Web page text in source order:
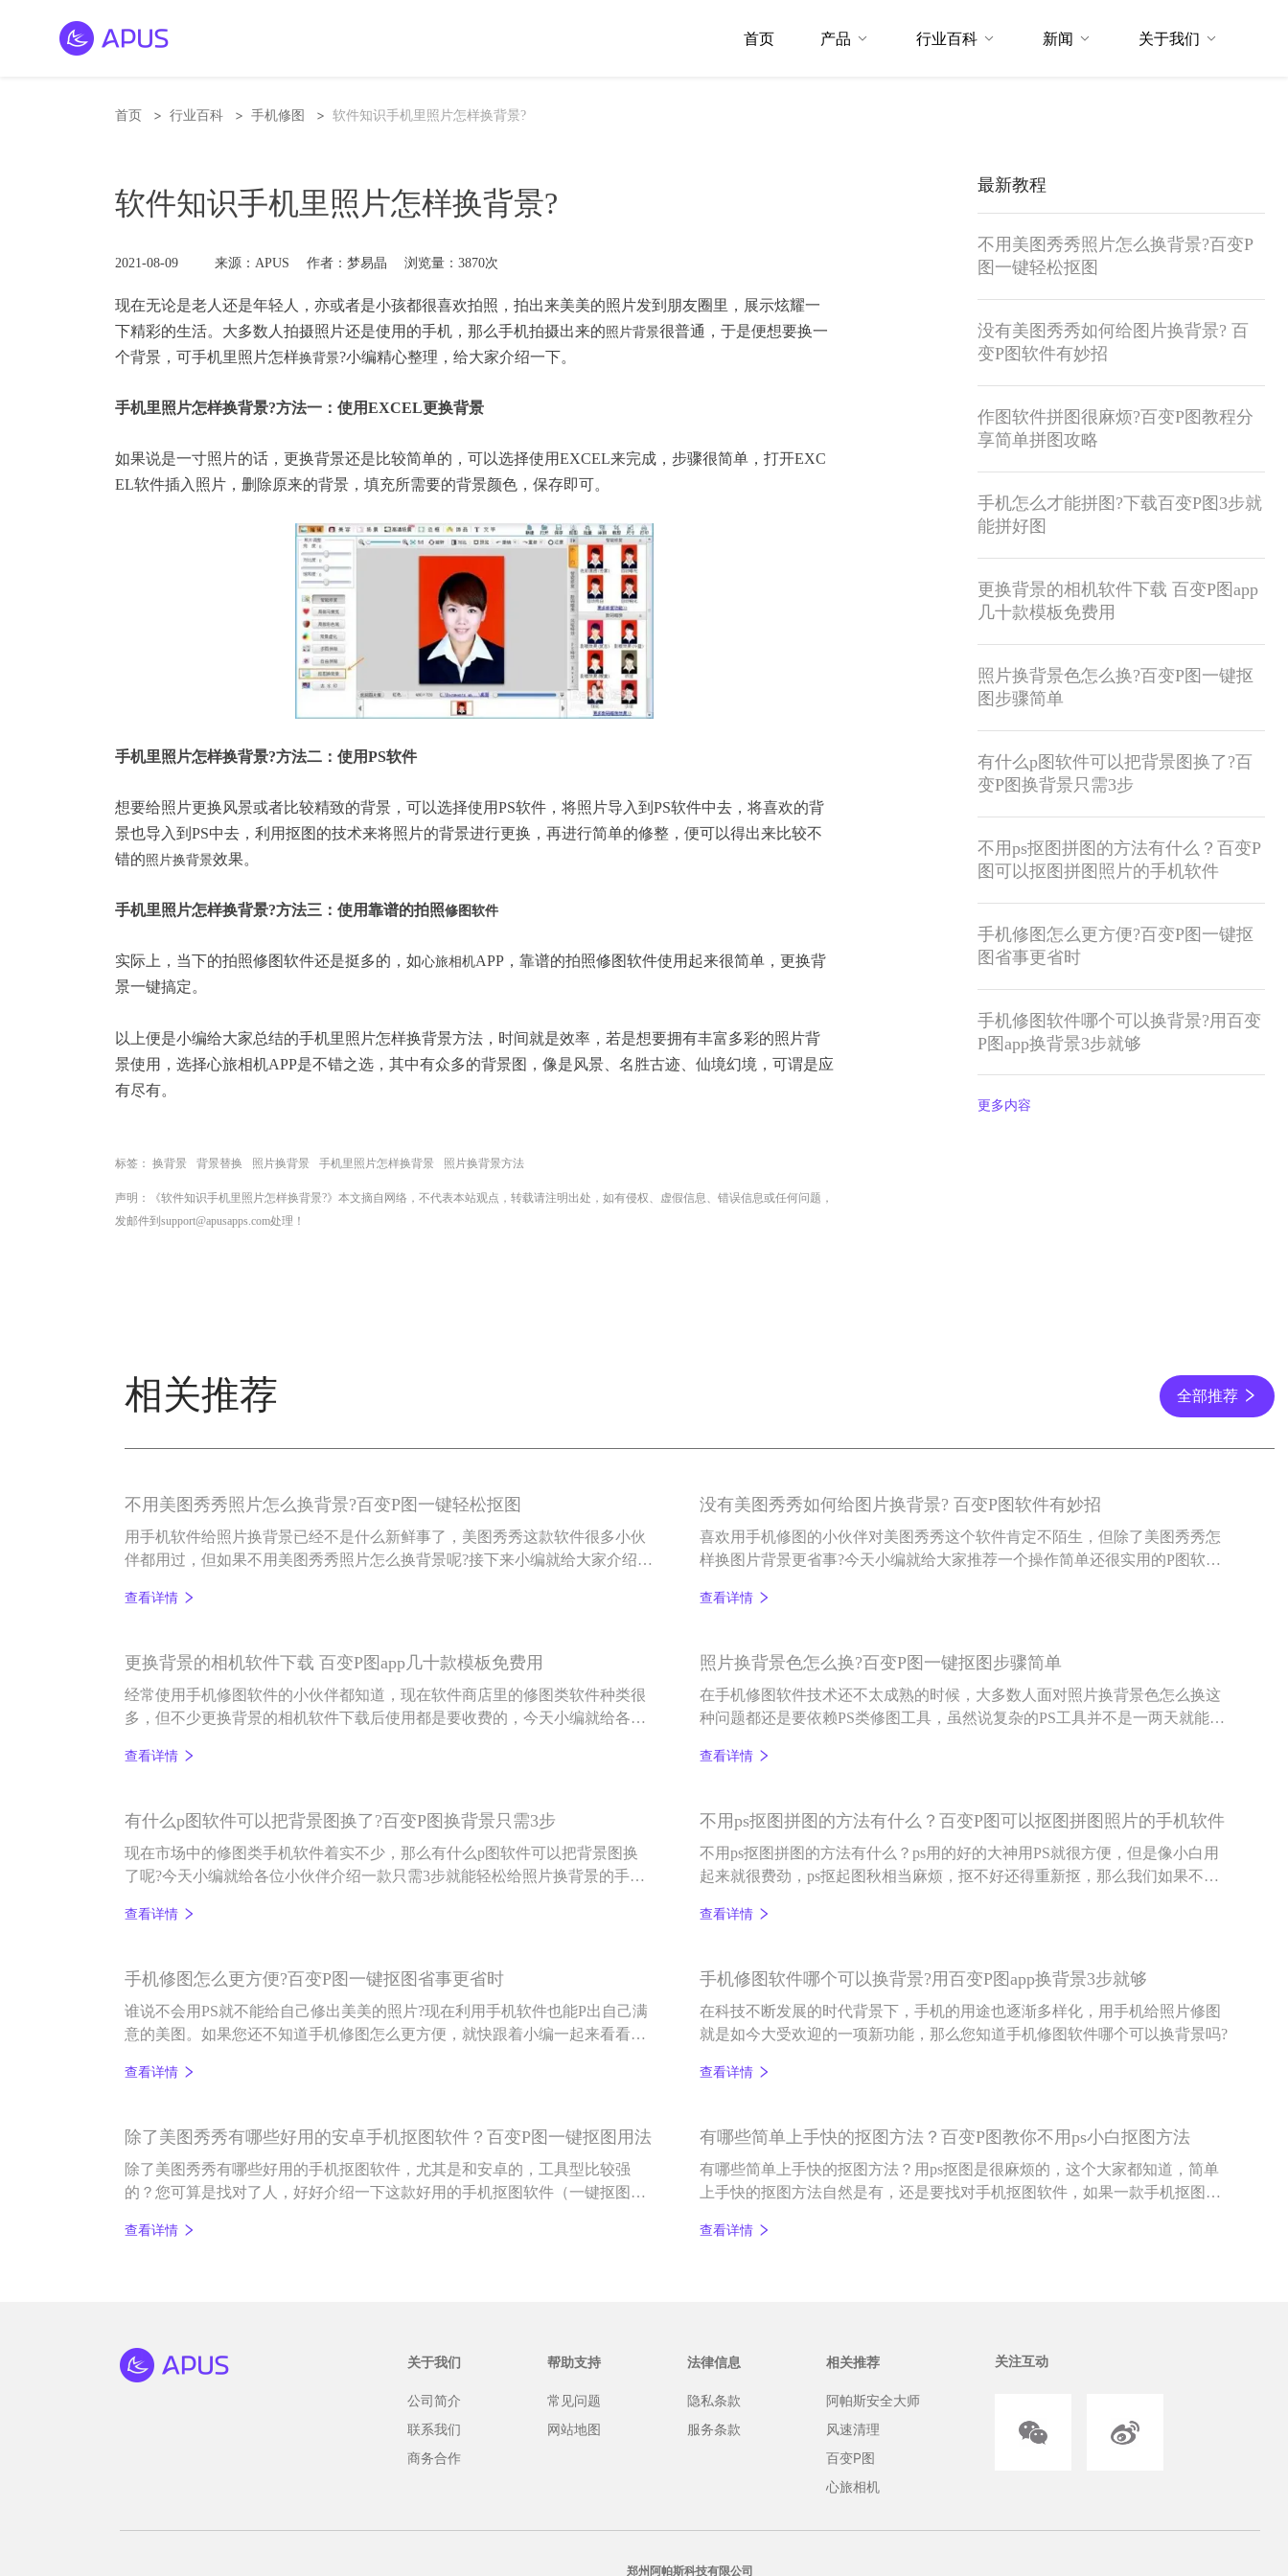
首页 产品 行业百科 新闻 关于我们
首页 > 行业百科 > 手机修图 > 软件知识手机里照片怎样换背景?
软件知识手机里照片怎样换背景?
2021-08-09 来源：APUS 作者：梦易晶 浏览量：3870次
现在无论是老人还是年轻人，亦或者是小孩都很喜欢拍照，拍出来美美的照片发到朋友圈里，展示炫耀一
下精彩的生活。大多数人拍摄照片还是使用的手机，那么手机拍摄出来的照片背景很普通，于是便想要换一
个背景，可手机里照片怎样换背景?小编精心整理，给大家介绍一下。
手机里照片怎样换背景?方法一：使用EXCEL更换背景
如果说是一寸照片的话，更换背景还是比较简单的，可以选择使用EXCEL来完成，步骤很简单，打开EXC
EL软件插入照片，删除原来的背景，填充所需要的背景颜色，保存即可。
手机里照片怎样换背景?方法二：使用PS软件
想要给照片更换风景或者比较精致的背景，可以选择使用PS软件，将照片导入到PS软件中去，将喜欢的背
景也导入到PS中去，利用抠图 的技术来将照片的背景进行更换，再进行简单的修整，便可以得出来比较不
错的照片换背景效果。
手机里照片怎样换背景?方法三：使用靠谱的拍照修图软件
实际上，当下的拍照修图软件还是挺多的，如心旅相机APP，靠谱的拍照修图软件使用起来很简单，更换背
景一键搞定。
以上便是小编给大家总结的手机里照片怎样换背景方法，时间就是效率，若是想要拥有丰富多彩的照片背
景使用，选择心旅相机APP是不错之选，其中有众多的背景图，像是风景、名胜古迹、仙境幻境，可谓是应
有尽有。
标签： 换背景 背景替换 照片换背景 手机里照片怎样换背景 照片换背景方法
声明：《软件知识手机里照片怎样换背景?》本文摘自网络，不代表本站观点，转载请注明出处，如有侵权、虚假信息、错误信息或任何问题，
发邮件到support@apusapps.com处理！
相关推荐 全部推荐
不用美图秀秀照片怎么换背景?百变P图一键轻松抠图
用手机软件给照片换背景已经不是什么新鲜事了，美图秀秀这款软件很多小伙
伴都用过，但如果不用美图秀秀照片怎么换背景呢?接下来小编就给大家介绍一
查看详情
没有美图秀秀如何给图片换背景? 百变P图软件有妙招
喜欢用手机修图的小伙伴对美图秀秀这个软件肯定不陌生，但除了美图秀秀怎
样换图片背景更省事?今天小编就给大家推荐一个操作简单还很实用的P图软件
查看详情
更换背景的相机软件下载 百变P图app几十款模板免费用
经常使用手机修图软件的小伙伴都知道，现在软件商店里的修图类软件种类很
多，但不少更换背景的相机软件下载后使用都是要收费的，今天小编就给各位
查看详情
照片换背景色怎么换?百变P图一键抠图步骤简单
在手机修图软件技术还不太成熟的时候，大多数人面对照片换背景色怎么换这
种问题都还是要依赖PS类修图工具，虽然说复杂的PS工具并不是一两天就能学
景操作。
查看详情
有什么p图软件可以把背景图换了?百变P图换背景只需3步
现在市场中的修图类手机软件着实不少，那么有什么p图软件可以把背景图换
了呢?今天小编就给各位小伙伴介绍一款只需3步就能轻松给照片换背景的手机
查看详情
不用ps抠图拼图的方法有什么？百变P图可以抠图拼图照片的手机软件
不用ps抠图拼图的方法有什么？ps用的好的大神用PS就很方便，但是像小白用
起来就很费劲，ps抠起图秋相当麻烦，抠不好还得重新抠，那么我们如果不用p
图软件，一键可以抠图，如果是抠完图换背景，或者把手机照片拼在一起，它
查看详情
手机修图怎么更方便?百变P图一键抠图省事更省时
谁说不会用PS就不能给自己修出美美的照片?现在利用手机软件也能P出自己满
意的美图。如果您还不知道手机修图怎么更方便，就快跟着小编一起来看看智
查看详情
手机修图软件哪个可以换背景?用百变P图app换背景3步就够
在科技不断发展的时代背景下，手机的用途也逐渐多样化，用手机给照片修图
就是如今大受欢迎的一项新功能，那么您知道手机修图软件哪个可以换背景吗?
查看详情
除了美图秀秀有哪些好用的安卓手机抠图软件？百变P图一键抠图用法
除了美图秀秀有哪些好用的手机抠图软件，尤其是和安卓的，工具型比较强
的？您可算是找对了人，好好介绍一下这款好用的手机抠图软件（一键抠图，
查看详情
有哪些简单上手快的抠图方法？百变P图教你不用ps小白抠图方法
有哪些简单上手快的抠图方法？用ps抠图是很麻烦的，这个大家都知道，简单
上手快的抠图方法自然是有，还是要找对手机抠图软件，如果一款手机抠图软
款图片编辑和AI智能抠图编辑软件，还具有一键抠图2-3步就可以换背景功能。
查看详情
最新教程
不用美图秀秀照片怎么换背景?百变P
图一键轻松抠图
没有美图秀秀如何给图片换背景? 百
变P图软件有妙招
作图软件拼图很麻烦?百变P图教程分
享简单拼图攻略
手机怎么才能拼图?下载百变P图3步就
能拼好图
更换背景的相机软件下载 百变P图app
几十款模板免费用
照片换背景色怎么换?百变P图一键抠
图步骤简单
有什么p图软件可以把背景图换了?百
变P图换背景只需3步
不用ps抠图拼图的方法有什么？百变P
图可以抠图拼图照片的手机软件
手机修图怎么更方便?百变P图一键抠
图省事更省时
手机修图软件哪个可以换背景?用百变
P图app换背景3步就够
更多内容
关于我们
公司简介
联系我们
商务合作
帮助支持
常见问题
网站地图
法律信息
隐私条款
服务条款
相关推荐
阿帕斯安全大师
风速清理
百变P图
心旅相机
关注互动
郑州阿帕斯科技有限公司